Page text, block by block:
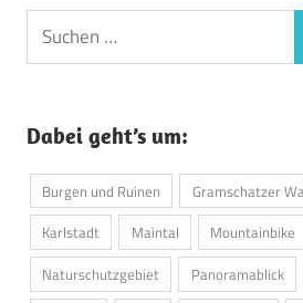
Suchen
nach:
Dabei geht’s um:
Burgen und Ruinen
Gramschatzer
Karlstadt
Maintal
Mountainbike
Naturschutzgebiet
Panoramablick